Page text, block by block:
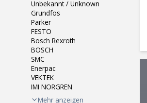
Unbekannt / Unknown
Grundfos
Parker
FESTO
Bosch Rexroth
BOSCH
SMC
Enerpac
VEKTEK
IMI NORGREN
Mehr anzeigen